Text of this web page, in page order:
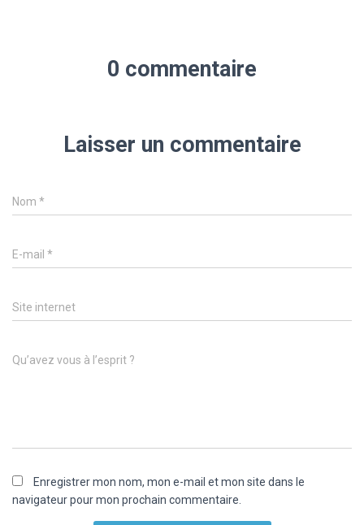
0 commentaire
Laisser un commentaire
Nom *
E-mail *
Site internet
Qu’avez vous à l’esprit ?
Enregistrer mon nom, mon e-mail et mon site dans le
navigateur pour mon prochain commentaire.